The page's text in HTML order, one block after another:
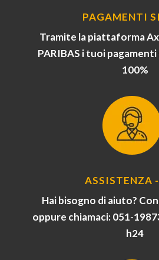
PAGAMENTI
Tramite la piattaforma
PARIBAS i tuoi
100%
ASSISTENZA
Hai bisogno di aiuto?
oppure chiamaci: 051-
h24